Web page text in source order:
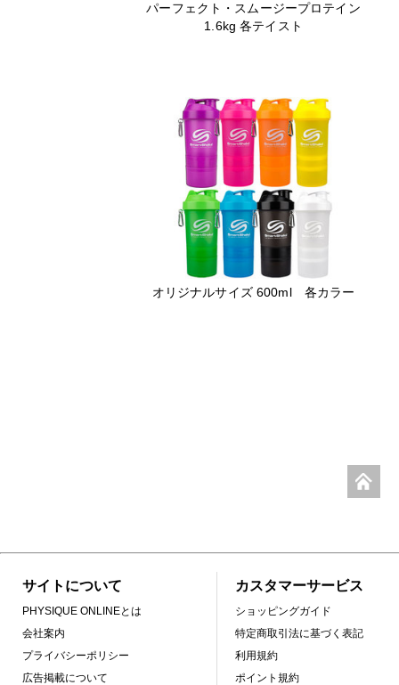
パーフェクト・スムージープロテイン
1.6kg 各テイスト
オリジナルサイズ 600ml 各カラー
サイトについて
PHYSIQUE ONLINEとは
会社案内
プライバシーポリシー
広告掲載について
カスタマーサービス
ショッピングガイド
特定商取引法に基づく表記
利用規約
ポイント規約